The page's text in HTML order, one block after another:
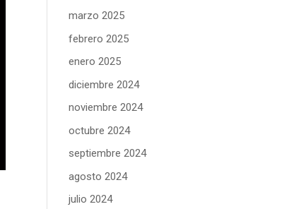
marzo 2025
febrero 2025
enero 2025
diciembre 2024
noviembre 2024
octubre 2024
septiembre 2024
agosto 2024
julio 2024